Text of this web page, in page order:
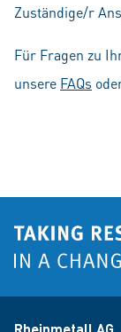
Zuständige/r
Für Fragen zu
unsere FAQs